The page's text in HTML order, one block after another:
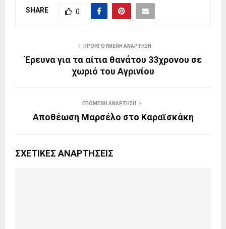
SHARE 0
ΠΡΟΗΓΟΎΜΕΝΗ ΑΝΆΡΤΗΣΗ
Έρευνα για τα αίτια θανάτου 33χρονου σε
χωριό του Αγρινίου
ΕΠΌΜΕΝΗ ΑΝΆΡΤΗΣΗ
Αποθέωση Μαρσέλο στο Καραϊσκάκη
ΣΧΕΤΙΚΈΣ ΑΝΑΡΤΉΣΕΙΣ